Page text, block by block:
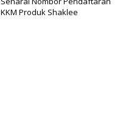
KKM Produk Shaklee